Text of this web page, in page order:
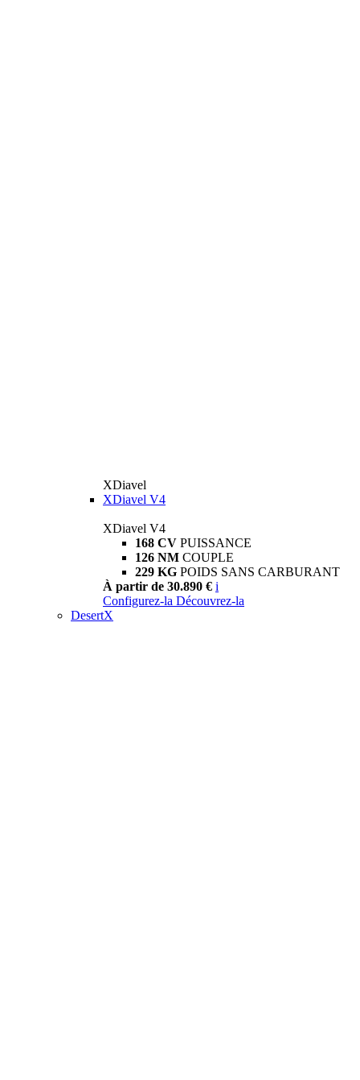
XDiavel
XDiavel V4
XDiavel V4
168 CV PUISSANCE
126 NM COUPLE
229 KG POIDS SANS CARBURANT
À partir de 30.890 € i
Configurez-la Découvrez-la
DesertX